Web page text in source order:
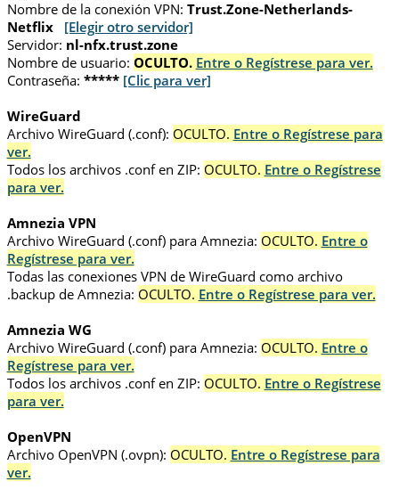
Nombre de la conexión VPN: Trust.Zone-Netherlands-
Netflix
[Elegir otro servidor]
Servidor: nl-nfx.trust.zone
Nombre de usuario: OCULTO. Entre o Regístrese para ver.
Contraseña: ***** [Clic para ver]
WireGuard
Archivo WireGuard (.conf): OCULTO. Entre o Regístrese para
ver.
Todos los archivos .conf en ZIP: OCULTO. Entre o Regístrese
para ver.
Amnezia VPN
Archivo WireGuard (.conf) para Amnezia: OCULTO. Entre o
Regístrese para ver.
Todas las conexiones VPN de WireGuard como archivo
.backup de Amnezia: OCULTO. Entre o Regístrese para ver.
Amnezia WG
Archivo WireGuard (.conf) para Amnezia: OCULTO. Entre o
Regístrese para ver.
Todos los archivos .conf en ZIP: OCULTO. Entre o Regístrese
para ver.
OpenVPN
Archivo OpenVPN (.ovpn): OCULTO. Entre o Regístrese para
ver.